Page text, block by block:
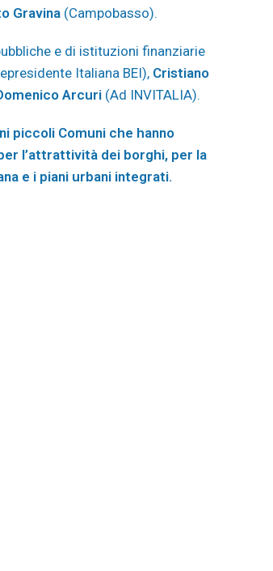
Gravina (Campobasso).
e di istituzioni finanziarie
Italiana BEI), Cristiano
Arcuri (Ad INVITALIA).
piccoli Comuni che hanno
l’attrattività dei borghi, per la
e i piani urbani integrati.